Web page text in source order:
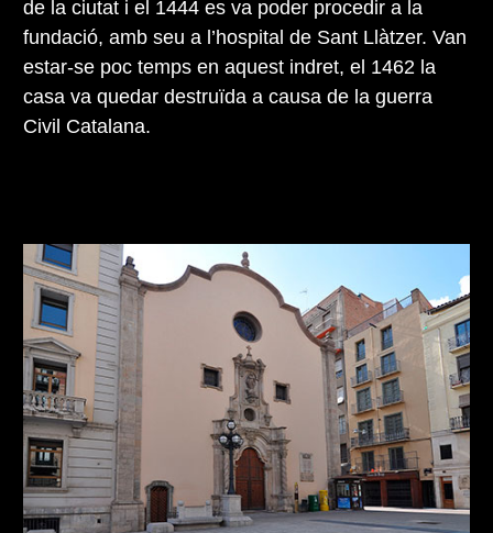
de la ciutat i el 1444 es va poder procedir a la
fundació, amb seu a l’hospital de Sant Llàtzer. Van
estar-se poc temps en aquest indret, el 1462 la
casa va quedar destruïda a causa de la guerra
Civil Catalana.